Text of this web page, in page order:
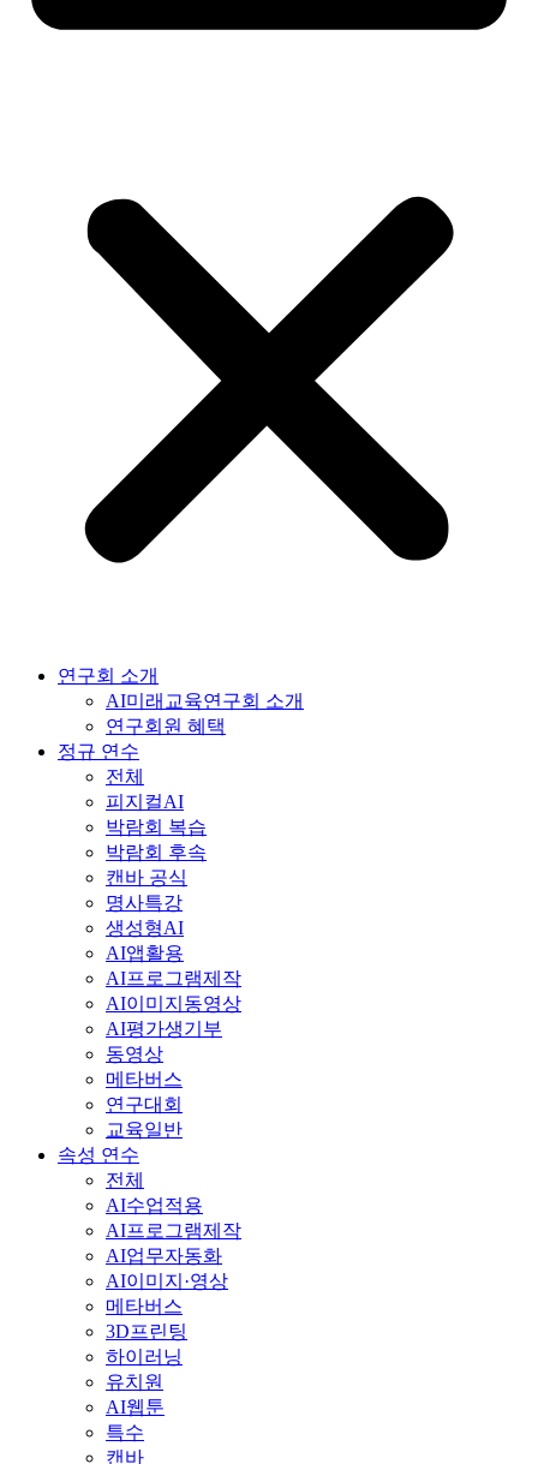
연구회 소개
AI미래교육연구회 소개
연구회원 혜택
정규 연수
전체
피지컬AI
박람회 복습
박람회 후속
캔바 공식
명사특강
생성형AI
AI앱활용
AI프로그램제작
AI이미지동영상
AI평가생기부
동영상
메타버스
연구대회
교육일반
속성 연수
전체
AI수업적용
AI프로그램제작
AI업무자동화
AI이미지·영상
메타버스
3D프린팅
하이러닝
유치원
AI웹툰
특수
캔바